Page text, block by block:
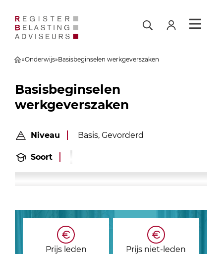
»Onderwijs»Basisbeginselen werkgeverszaken
Basisbeginselen
werkgeverszaken
Niveau Basis, Gevorderd
Soort
Prijs leden Prijs niet-leden